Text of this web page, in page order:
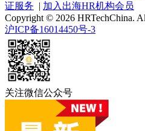
证服务 | 加入出海HR机构会员
Copyright © 2026 HRTechChina.
沪ICP备16014450号-3
关注微信公众号